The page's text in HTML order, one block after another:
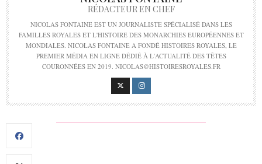
RÉDACTEUR EN CHEF
NICOLAS FONTAINE EST UN JOURNALISTE SPÉCIALISÉ DANS LES
FAMILLES ROYALES ET L'HISTOIRE DES MONARCHIES EUROPÉENNES ET
MONDIALES. NICOLAS FONTAINE A FONDÉ HISTOIRES ROYALES, LE
PREMIER MÉDIA EN LIGNE DÉDIÉ À L'ACTUALITÉ DES TÊTES
COURONNÉES EN 2019. NICOLAS@HISTOIRESROYALES.FR